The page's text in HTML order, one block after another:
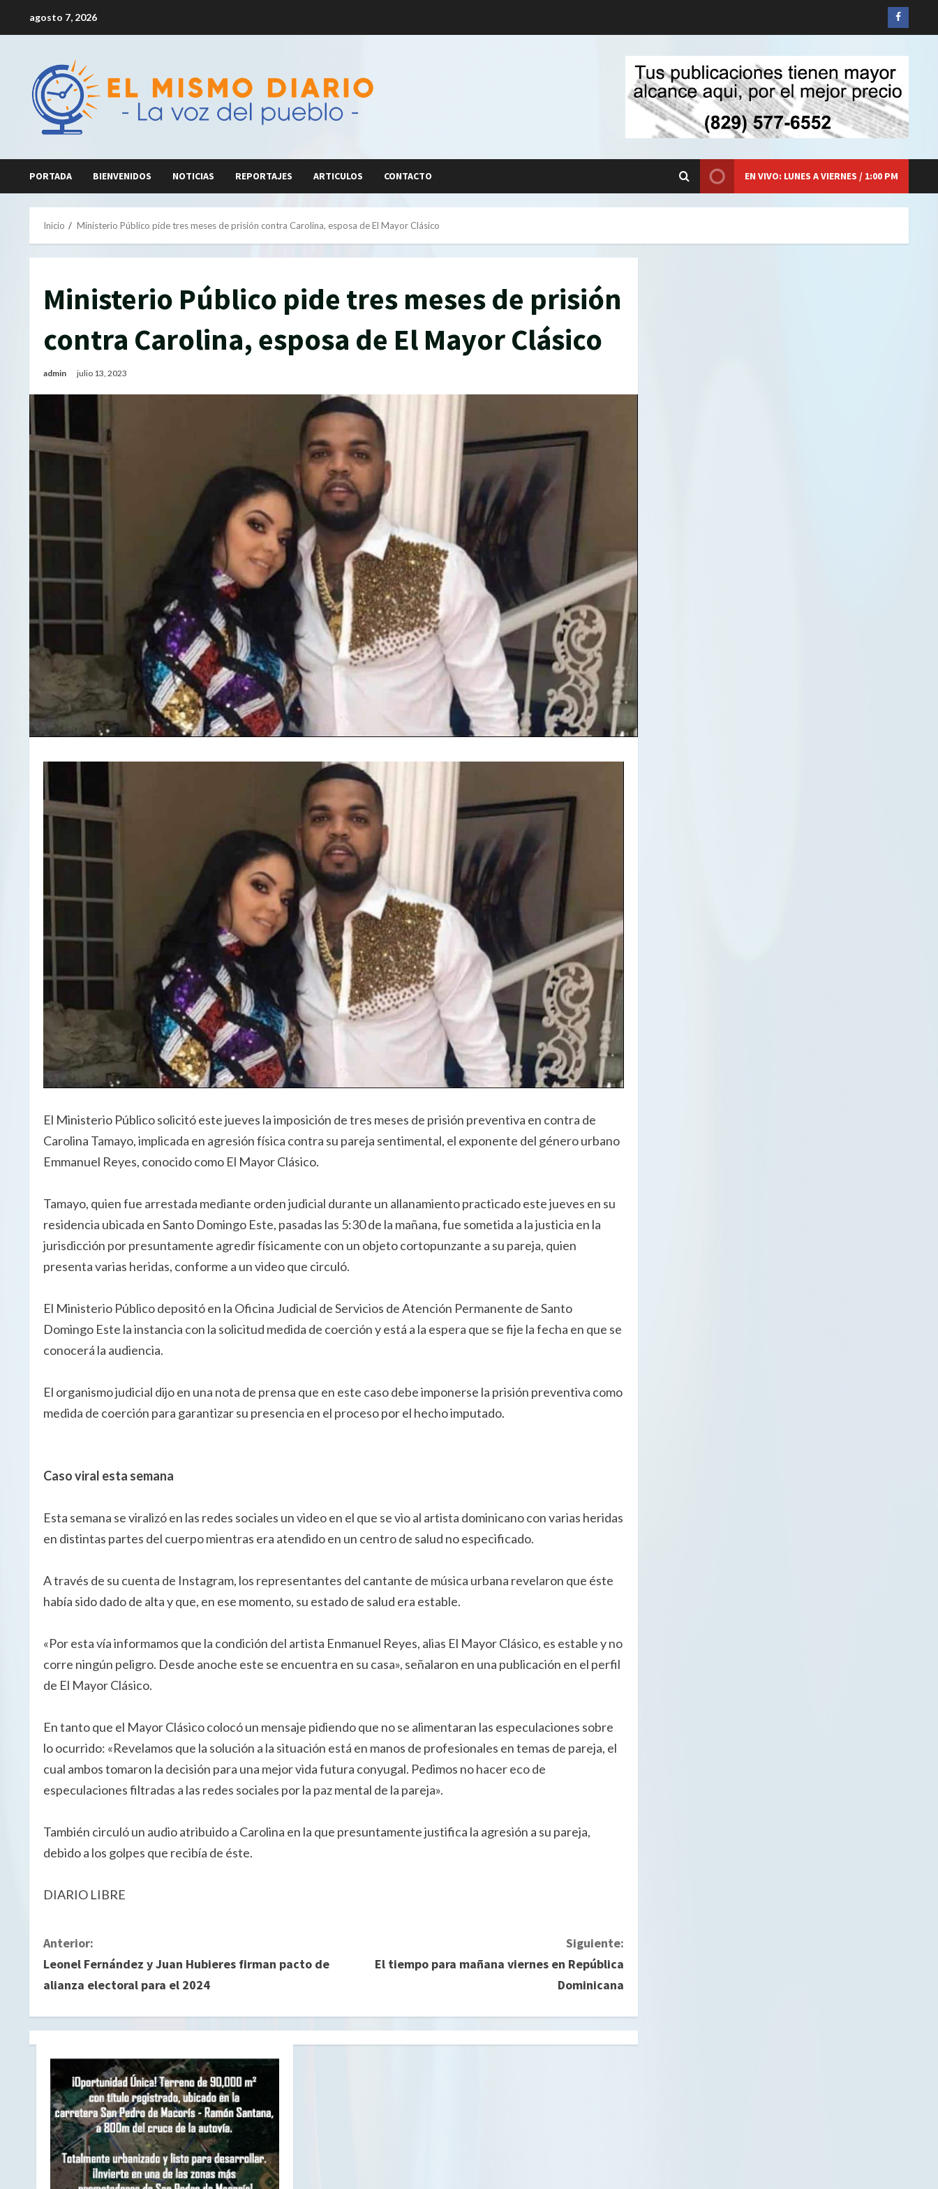
agosto 7, 2026
Siganos
en
PORTADA BIENVENIDOS NOTICIAS REPORTAJES ARTICULOS CONTACTO EN VIVO: LUNES A VIERNES / 1:00 PM
Inicio Ministerio Público pide tres meses de prisión contra Carolina, esposa de El Mayor Clásico
Ministerio Público pide tres meses de prisión
contra Carolina, esposa de El Mayor Clásico
admin julio 13, 2023
El Ministerio Público solicitó este jueves la imposición de tres meses de prisión preventiva en contra de
Carolina Tamayo, implicada en agresión física contra su pareja sentimental, el exponente del género urbano
Emmanuel Reyes, conocido como El Mayor Clásico.
Tamayo, quien fue arrestada mediante orden judicial durante un allanamiento practicado este jueves en su
residencia ubicada en Santo Domingo Este, pasadas las 5:30 de la mañana, fue sometida a la justicia en la
jurisdicción por presuntamente agredir físicamente con un objeto cortopunzante a su pareja, quien
presenta varias heridas, conforme a un video que circuló.
El Ministerio Público depositó en la Oficina Judicial de Servicios de Atención Permanente de Santo
Domingo Este la instancia con la solicitud medida de coerción y está a la espera que se fije la fecha en que se
conocerá la audiencia.
El organismo judicial dijo en una nota de prensa que en este caso debe imponerse la prisión preventiva como
medida de coerción para garantizar su presencia en el proceso por el hecho imputado.
Caso viral esta semana
Esta semana se viralizó en las redes sociales un video en el que se vio al artista dominicano con varias heridas
en distintas partes del cuerpo mientras era atendido en un centro de salud no especificado.
A través de su cuenta de Instagram, los representantes del cantante de música urbana revelaron que éste
había sido dado de alta y que, en ese momento, su estado de salud era estable.
«Por esta vía informamos que la condición del artista Enmanuel Reyes, alias El Mayor Clásico, es estable y no
corre ningún peligro. Desde anoche este se encuentra en su casa», señalaron en una publicación en el perfil
de El Mayor Clásico.
En tanto que el Mayor Clásico colocó un mensaje pidiendo que no se alimentaran las especulaciones sobre
lo ocurrido: «Revelamos que la solución a la situación está en manos de profesionales en temas de pareja, el
cual ambos tomaron la decisión para una mejor vida futura conyugal. Pedimos no hacer eco de
especulaciones filtradas a las redes sociales por la paz mental de la pareja».
También circuló un audio atribuido a Carolina en la que presuntamente justifica la agresión a su pareja,
debido a los golpes que recibía de éste.
DIARIO LIBRE
S
i
u
e
e
y
Anterior:
Leonel Fernández y Juan Hubieres firman pacto de
alianza electoral para el 2024
Siguiente:
El tiempo para mañana viernes en República
Dominicana